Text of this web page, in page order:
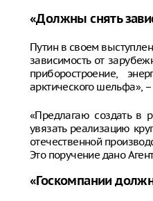
«Должны снять
Путин в своем
зависимость от
приборостроение,
арктического шельфа», –
«Предлагаю создать в
увязать реализацию
отечественной
Это поручение дано
«Госкомпании